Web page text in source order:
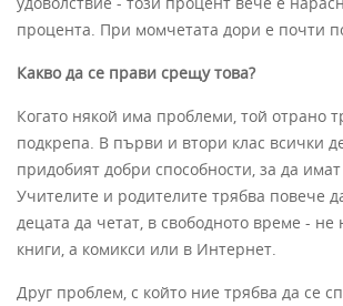
процента. При момчетата дори е почти
Какво да се прави срещу това?
Когато някой има проблеми, той отрано
подкрепа. В първи и втори клас всички
придобият добри способности, за да имат
Учителите и родителите трябва повече
децата да четат, в свободното време -
книги, а комикси или в Интернет.
Друг проблем, с който ние трябва да се